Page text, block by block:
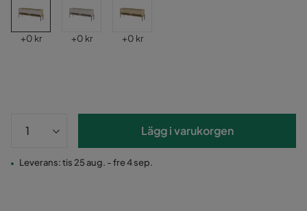
Pris
+0 kr Pris
+0 kr Pris
+0 kr
Lägg i varukorgen
Leverans: tis 25 aug. - fre 4 sep.